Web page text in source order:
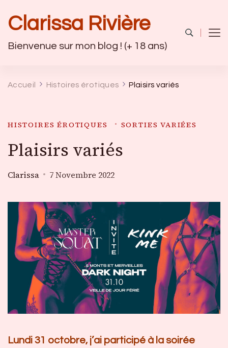
Clarissa Rivière
Bienvenue sur mon blog ! (+ 18 ans)
Accueil Histoires érotiques Plaisirs variés
HISTOIRES ÉROTIQUES SORTIES VARIÉES
Plaisirs variés
Clarissa 7 Novembre 2022
Lundi 31 octobre, j’ai participé à la soirée